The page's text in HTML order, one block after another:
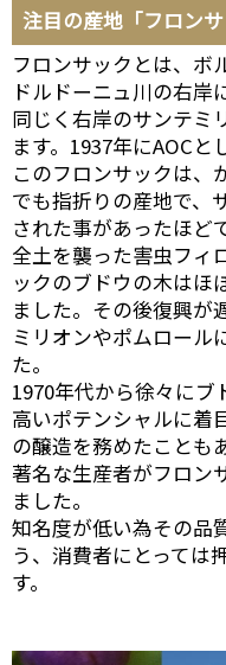
注目の産地「フロンサ
フロンサックとは、ボ
ドルドーニュ川の右岸
同じく右岸のサンテミ
ます。1937年にAOCと
このフロンサックは、
でも指折りの産地で、
された事があったほど
全土を襲った害虫フィ
ックのブドウの木はほ
ました。その後復興が
ミリオンやポムロール
た。
1970年代から徐々にブ
高いポテンシャルに着
の醸造を務めたことも
著名な生産者がフロン
ました。
知名度が低い為その品
う、消費者にとっては
す。